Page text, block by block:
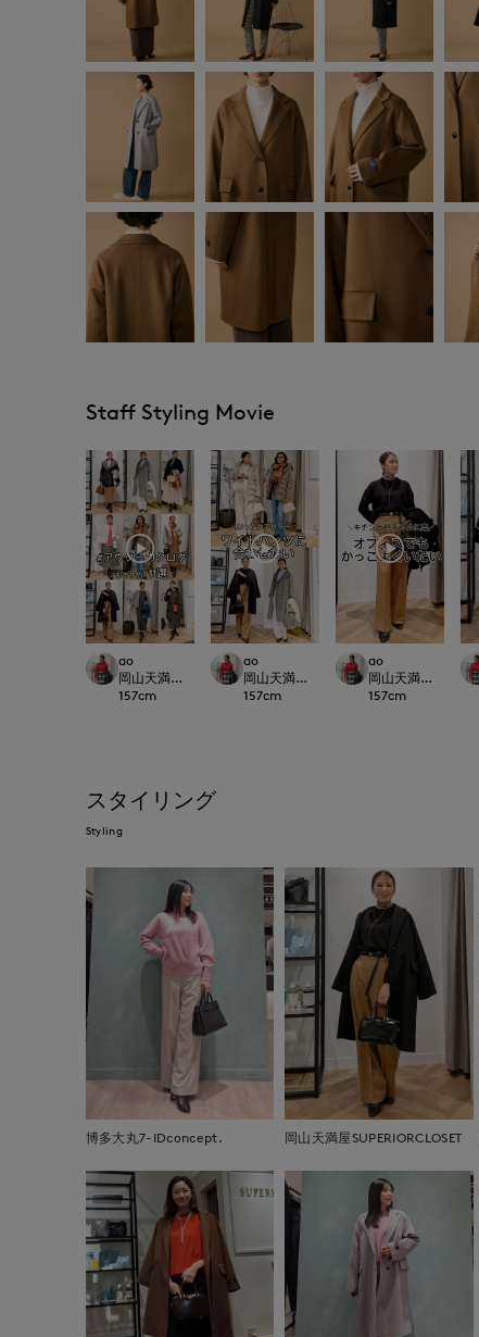
Staff Styling Movie
ao
岡山天満屋SUPERIORCLOSET
157cm
ao
岡山天満屋SUPERIORCLOSET
157cm
ao
岡山天満屋
157cm
スタイリング
Styling
博多大丸7-IDconcept. 岡山天満屋SUPERIORCLOSET